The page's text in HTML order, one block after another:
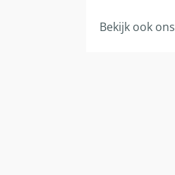
Bekijk ook ons